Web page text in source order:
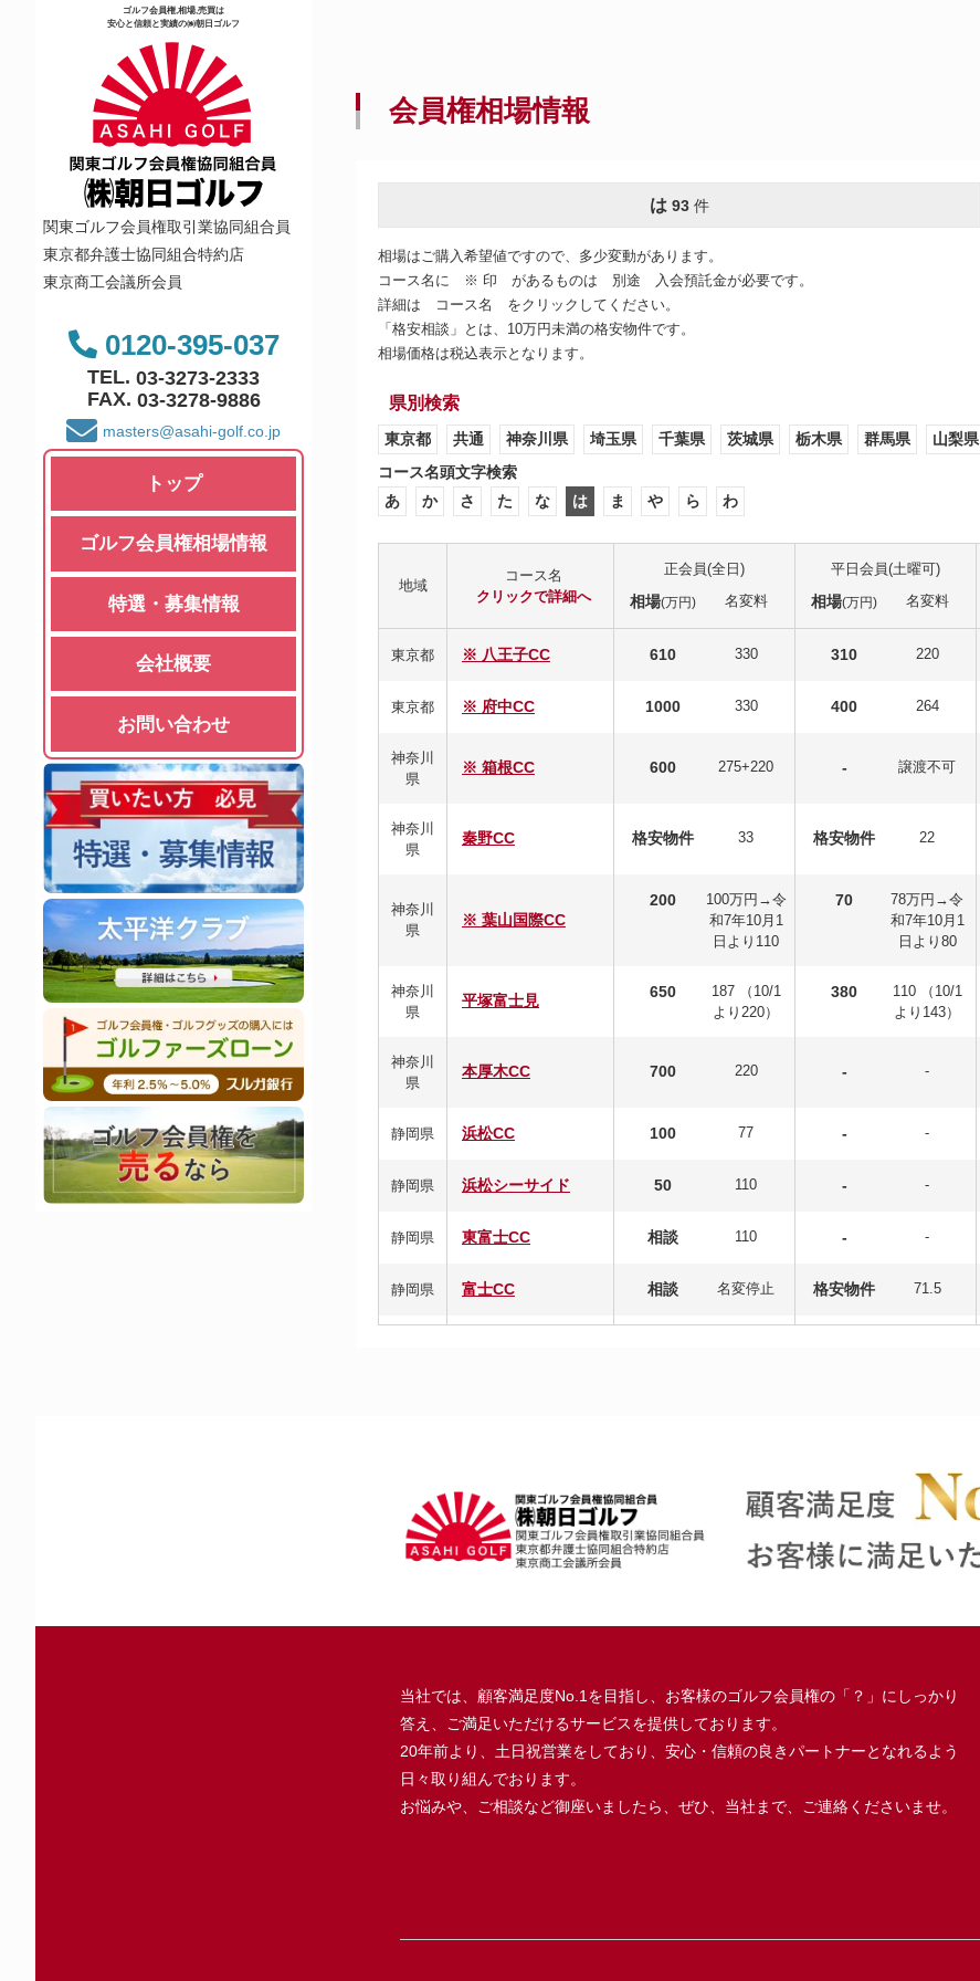
ゴルフ会員権,相場,売買は
安心と信頼と実績の㈱朝日ゴルフ
関東ゴルフ会員権取引業協同組合員
東京都弁護士協同組合特約店
東京商工会議所会員
0120-395-037
TEL. 03-3273-2333
FAX. 03-3278-9886
masters@asahi-golf.co.jp
トップ
ゴルフ会員権相場情報
特選・募集情報
会社概要
お問い合わせ
会員権相場情報
は 93 件
相場はご購入希望値ですので、多少変動があります。
コース名に ※ 印 があるものは 別途 入会預託金が必要です。
詳細は コース名 をクリックしてください。
「格安相談」とは、10万円未満の格安物件です。
相場価格は税込表示となります。
県別検索
東京都 共通 神奈川県 埼玉県 千葉県 茨城県 栃木県 群馬県 山梨県
コース名頭文字検索
あ
か さ た な は ま や ら わ
地域
コース名
クリックで詳細へ
正会員(全日)
相場(万円) 名変料
平日会員(土曜可)
相場(万円) 名変料
東京都 ※ 八王子CC 610 330 310 220
東京都 ※ 府中CC 1000 330 400 264
神奈川
県
※ 箱根CC 600 275+220 - 譲渡不可
神奈川
県
秦野CC 格安物件 33 格安物件 22
神奈川
県
※ 葉山国際CC
200
100万円→令
和7年10月1
日より110
70
78万円→令
和7年10月1
日より80
神奈川
県
平塚富士見 650
187 （10/1
より220）
380
110 （10/1
より143）
神奈川
県
本厚木CC 700 220 - -
静岡県 浜松CC 100 77 - -
静岡県 浜松シーサイド 50 110 - -
静岡県 東富士CC 相談 110 - -
静岡県 富士CC 相談 名変停止 格安物件 71.5
静岡県
ＧＯＲＡＫＡＤＡＮ
ＦＵＪＩＧＯＬＦ
（旧富士籠坂36GC)
- - -
富士御殿場）
格安物件
11(充当制度
格安物件
5.5（充当制
静岡県 富士見ヶ丘 15 44 - -
当社では、顧客満足度No.1を目指し、お客様のゴルフ会員権の「？」にしっかり
答え、ご満足いただけるサービスを提供しております。
20年前より、土日祝営業をしており、安心・信頼の良きパートナーとなれるよう
日々取り組んでおります。
お悩みや、ご相談など御座いましたら、ぜひ、当社まで、ご連絡くださいませ。